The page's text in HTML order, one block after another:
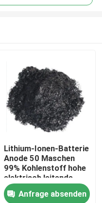
Lithium-Ionen-Batterie
Anode 50 Maschen
99% Kohlenstoff hohe
elektrisch leitende
Kugelgraphitpulver für
Schmiermittel
Anfrage absenden